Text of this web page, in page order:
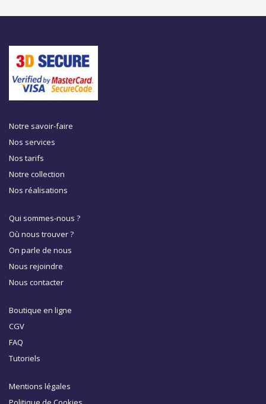
Notre savoir-faire
Nos services
Nos tarifs
Notre collection
Nos réalisations
Qui sommes-nous ?
Où nous trouver ?
On parle de nous
Nous rejoindre
Nous contacter
Boutique en ligne
CGV
FAQ
Tutoriels
Mentions légales